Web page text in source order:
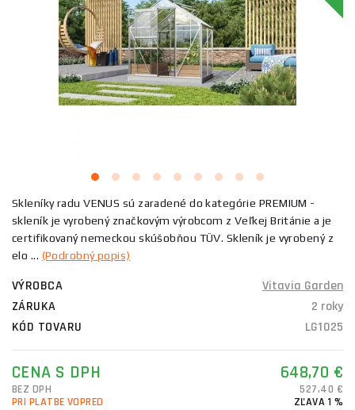
Skleníky radu VENUS sú zaradené do kategórie PREMIUM -
skleník je vyrobený značkovým výrobcom z Veľkej Británie a je
certifikovaný nemeckou skúšobňou TÜV. Skleník je vyrobený z
elo ... (Podrobný popis)
VÝROBCA
Vitavia Garden
ZÁRUKA
2 roky
KÓD TOVARU
LG1025
CENA S DPH 648,70 €
BEZ DPH
527,40 €
PRI PLATBE VOPRED
ZĽAVA 1 %